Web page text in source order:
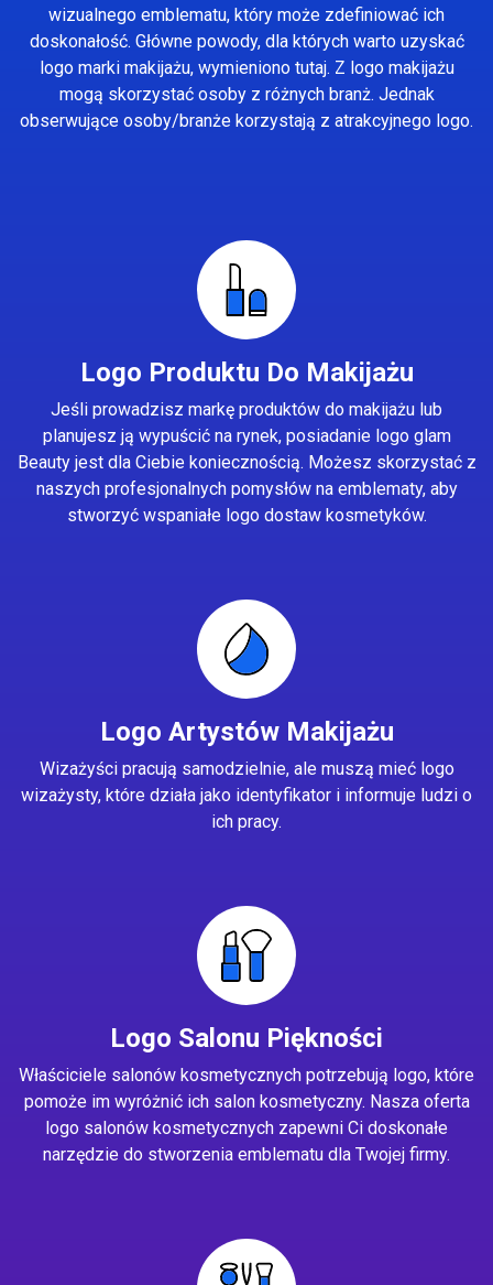
wizualnego emblematu, który może zdefiniować ich
doskonałość. Główne powody, dla których warto uzyskać
logo marki makijażu, wymieniono tutaj. Z logo makijażu
mogą skorzystać osoby z różnych branż. Jednak
obserwujące osoby/branże korzystają z atrakcyjnego logo.
Logo Produktu Do Makijażu
Jeśli prowadzisz markę produktów do makijażu lub
planujesz ją wypuścić na rynek, posiadanie logo glam
Beauty jest dla Ciebie koniecznością. Możesz skorzystać z
naszych profesjonalnych pomysłów na emblematy, aby
stworzyć wspaniałe logo dostaw kosmetyków.
Logo Artystów Makijażu
Wizażyści pracują samodzielnie, ale muszą mieć logo
wizażysty, które działa jako identyfikator i informuje ludzi o
ich pracy.
Logo Salonu Piękności
Właściciele salonów kosmetycznych potrzebują logo, które
pomoże im wyróżnić ich salon kosmetyczny. Nasza oferta
logo salonów kosmetycznych zapewni Ci doskonałe
narzędzie do stworzenia emblematu dla Twojej firmy.